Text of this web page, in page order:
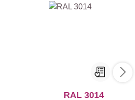
RAL 3014